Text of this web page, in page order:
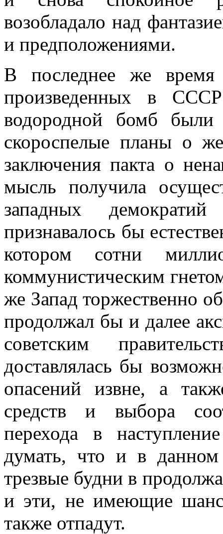
возобладало над
и предположениями.
В последнее же
произведенных в
водородной бомб
скороспелые планы о
заключения пакта о
мысль получила
западных
признавалось бы
котором сотни
коммунистическим
же Запад торжественно
продолжал бы и далее
советским
доставлялась бы
опасений извне, а
средств и выбора
перехода в
думать, что и в данном
трезвые будни в
и эти, не имеющие
также отпадут.